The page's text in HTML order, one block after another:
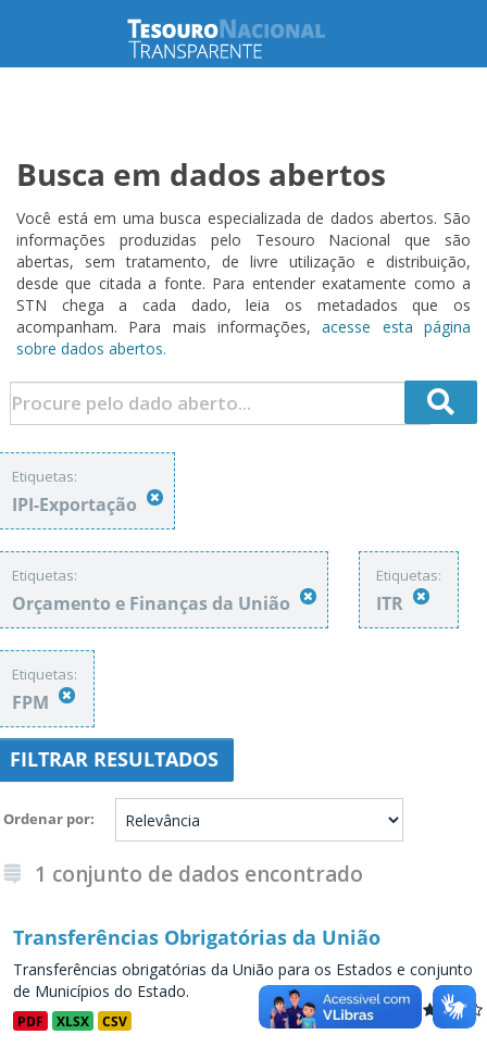
Busca em dados abertos
Você está em uma busca especializada de dados abertos. São
informações produzidas pelo Tesouro Nacional que são
abertas, sem tratamento, de livre utilização e distribuição,
desde que citada a fonte. Para entender exatamente como a
STN chega a cada dado, leia os metadados que os
acompanham. Para mais informações,acesse esta página
sobre dados abertos.
Etiquetas:
IPI-Exportação
Etiquetas:
Orçamento e Finanças da União
Etiquetas:
ITR
Etiquetas:
FPM
FILTRAR RESULTADOS
Ordenar por
1 conjunto de dados encontrado
Transferências Obrigatórias da União
Transferências obrigatórias da União para os Estados e conjunto
de Municípios do Estado.
PDF XLSX CSV